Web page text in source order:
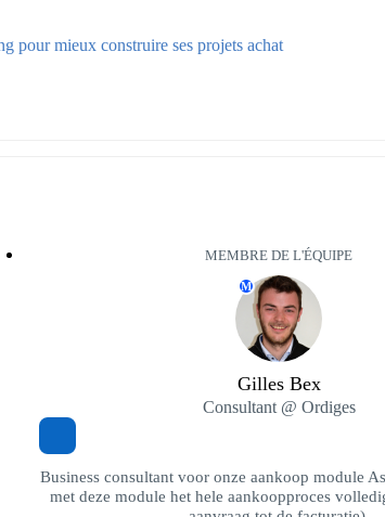
pour mieux construire ses projets achat
MEMBRE DE L'ÉQUIPE
M
Gilles Bex
Consultant @ Ordiges
Business consultant voor onze aankoop module
met deze module het hele aankoopproces